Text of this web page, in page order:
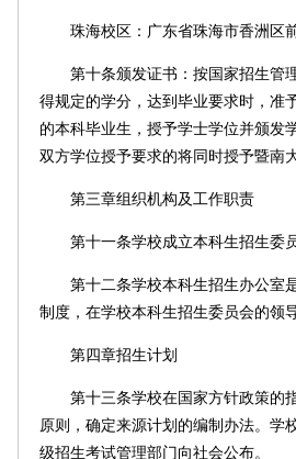
珠海校区：广东省珠海市香洲区
第十条颁发证书：按国家招生管理
得规定的学分，达到毕业要求时，准
的本科毕业生，授予学士学位并颁发
双方学位授予要求的将同时授予暨南
第三章组织机构及工作职责
第十一条学校成立本科生招生委员
第十二条学校本科生招生办公室是
制度，在学校本科生招生委员会的领
第四章招生计划
第十三条学校在国家方针政策的指
原则，确定来源计划的编制办法。学
级招生考试管理部门向社会公布。